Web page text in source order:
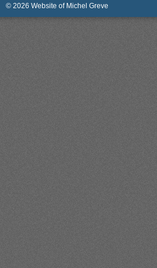
© 2026 Website of Michel Greve